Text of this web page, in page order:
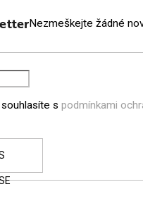
Nezmeškejte žádné
s podmínkami